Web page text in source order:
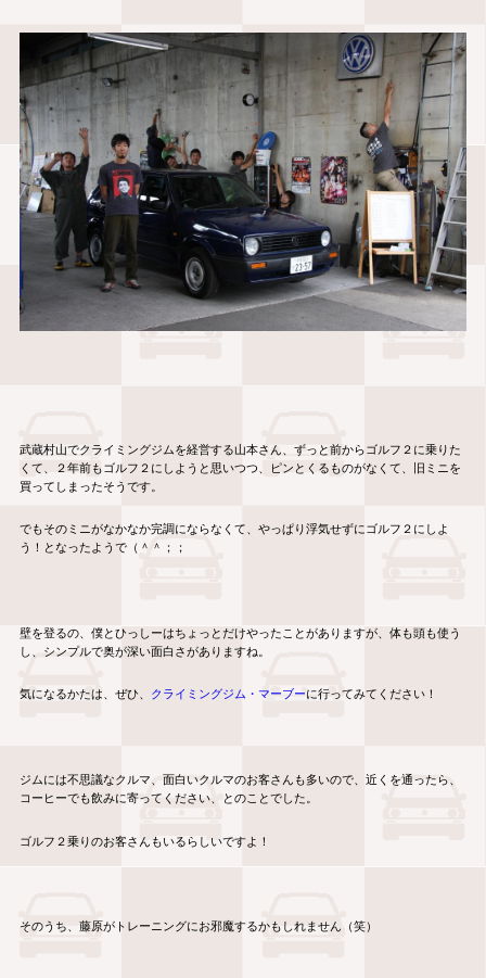
武蔵村山でクライミングジムを経営する山本さん、ずっと前からゴルフ２に乗りた
くて、２年前もゴルフ２にしようと思いつつ、ピンとくるものがなくて、旧ミニを
買ってしまったそうです。
でもそのミニがなかなか完調にならなくて、やっぱり浮気せずにゴルフ２にしよ
う！となったようで（＾＾；；
壁を登るの、僕とひっしーはちょっとだけやったことがありますが、体も頭も使う
し、シンプルで奥が深い面白さがありますね。
気になるかたは、ぜひ、 クライミングジム・マーブーに行ってみてください！
ジムには不思議なクルマ、面白いクルマのお客さんも多いので、近くを通ったら、
コーヒーでも飲みに寄ってください、とのことでした。
ゴルフ２乗りのお客さんもいるらしいですよ！
そのうち、藤原がトレーニングにお邪魔するかもしれません（笑）